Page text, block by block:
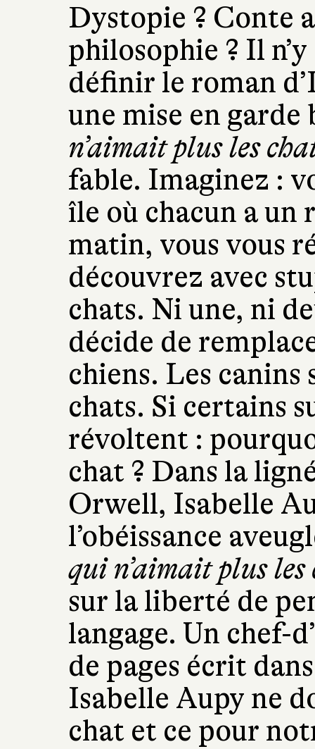
Dystopie ? Conte
philosophie ? Il
définir le roman
une mise en
n’aimait plus les
fable. Imaginez :
île où chacun a un
matin, vous vous
découvrez avec
chats. Ni une, ni
décide de
chiens. Les canins
chats. Si certains
révoltent :
chat ? Dans la
Orwell, Isabelle
l’obéissance
qui n’aimait plus les
sur la liberté de
langage. Un chef-
de pages écrit
Isabelle Aupy ne
chat et ce pour